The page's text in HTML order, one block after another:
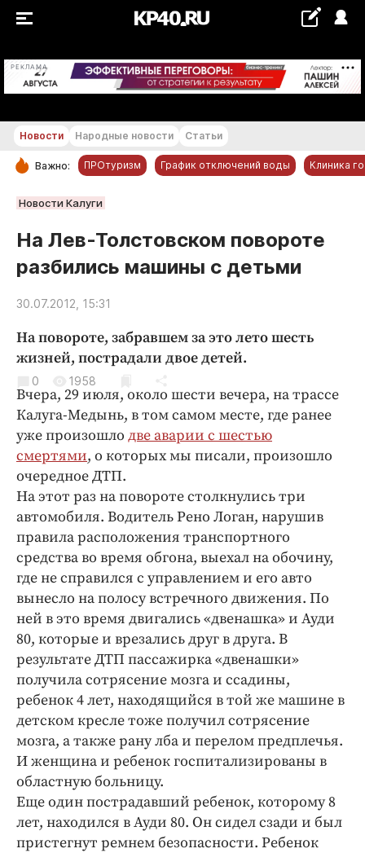
РЕКЛАМА +24...+25 °С
РУБРИКИ
Обнинск
Статьи
Народные новости
Авто и транспорт
Благоустройство
Криминал
Культура
Недвижимость и ЖКХ
Образование
Общество
Погода
Праздники
Происшествия
Спорт
Экономика и бизнес
ПРОЕКТЫ
Блоги
Издания
Медиаперсона
Интересное чтиво
Клиника года
Бренд года
Работодатель года
Новости Народные новости Статьи
Важно: ПРОтуризм График отключений воды Клиника
Новости Калуги
На Лев-Толстовском повороте
разбились машины с детьми
30.07.2012, 15:31
На повороте, забравшем за это лето шесть
жизней, пострадали двое детей.
0 1958
Вчера, 29 июля, около шести вечера, на трассе
Калуга-Медынь, в том самом месте, где ранее
уже произошло две аварии с шестью
смертями, о которых мы писали, произошло
очередное ДТП.
На этот раз на повороте столкнулись три
автомобиля. Водитель Рено Логан, нарушив
правила расположения транспортного
средства во время обгона, выехал на обочину,
где не справился с управлением и его авто
вынесло на полосу встречного движения. По
ней в это время двигались «двенашка» и Ауди
80, которые и врезались друг в друга. В
результате ДТП пассажирка «двенашки»
получила сотрясение мозга и ссадины,
ребенок 4 лет, находящийся в той же машине в
детском кресле тоже получил сотрясение
мозга, а также рану лба и перелом предплечья.
И женщина и ребенок госпитализированы в
областную больницу.
Еще один пострадавший ребенок, которому 8
лет, находился в Ауди 80. Он сидел сзади и был
пристегнут ремнем безопасности. Ребенок